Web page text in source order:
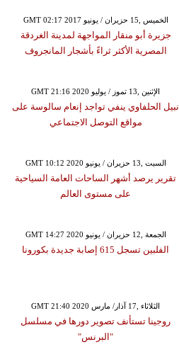
GMT 02:17 2017 الخميس ,15 حزيران / يونيو
جزيرة أبو منقار المواجهة لمدينة الغردقة
المصرية الأكثر ثراءً بأشجار المانجروف
GMT 21:16 2020 الإثنين ,13 تموز / يوليو
نبيل الحلفاوي ينفي تواجد إنعام سالوسة على
مواقع التوصل الاجتماعي
GMT 10:12 2020 السبت ,13 حزيران / يونيو
تقرير يرصد أشهر الساحات العامة السياحية
على مستوى العالم
GMT 14:27 2020 الجمعة ,12 حزيران / يونيو
الفلبين تسجل 615 إصابة جديدة بكورونا
GMT 21:40 2020 الثلاثاء ,17 آذار/ مارس
روجينا تستأنف تصوير دورها في مسلسل
"البرنس"